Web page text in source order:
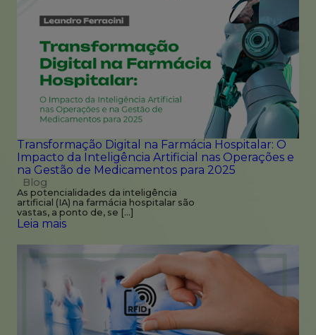
Transformação Digital na Farmácia Hospitalar: O
Impacto da Inteligência Artificial nas Operações e
na Gestão de Medicamentos para 2025
Blog
As potencialidades da inteligência
artificial (IA) na farmácia hospitalar são
vastas, a ponto de, se […]
Leia mais